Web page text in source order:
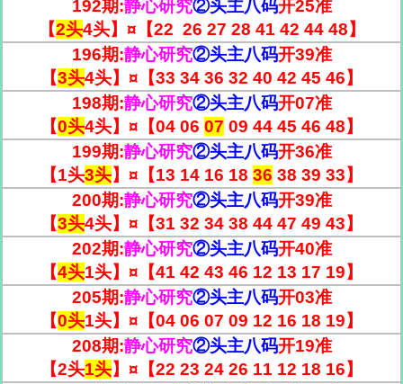
192期:静心研究②头主八码开25准
【2头4头】¤【22 26 27 28 41 42 44 48】
196期:静心研究②头主八码开39准
【3头4头】¤【33 34 36 32 40 42 45 46】
198期:静心研究②头主八码开07准
【0头4头】¤【04 06 07 09 44 45 46 48】
199期:静心研究②头主八码开36准
【1头3头】¤【13 14 16 18 36 38 39 33】
200期:静心研究②头主八码开39准
【3头4头】¤【31 32 34 38 44 47 49 43】
202期:静心研究②头主八码开40准
【4头1头】¤【41 42 43 46 12 13 17 19】
205期:静心研究②头主八码开03准
【0头1头】¤【04 06 07 09 12 16 18 19】
208期:静心研究②头主八码开19准
【2头1头】¤【22 23 24 26 11 12 18 16】